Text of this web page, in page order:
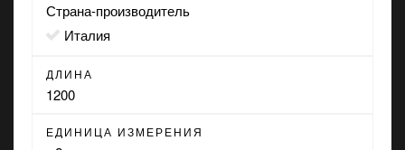
Страна-производитель
Италия
ДЛИНА
1200
ЕДИНИЦА ИЗМЕРЕНИЯ